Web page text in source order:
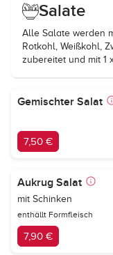
Salate
Alle Salate werden
Rotkohl, Weißkohl,
zubereitet und mit 1
Gemischter Salat
7,50 €
Aukrug Salat
mit Schinken
enthällt Formfleisch
7,90 €